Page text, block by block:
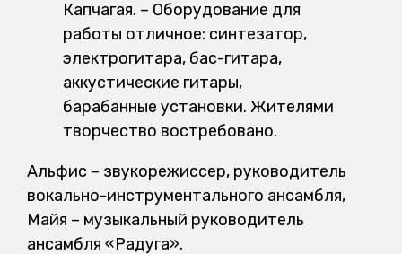
Капчагая. – Оборудование для
работы отличное: синтезатор,
электрогитара, бас-гитара,
аккустические гитары,
барабанные установки. Жителями
творчество востребовано.
Альфис – звукорежиссер, руководитель
вокально-инструментального ансамбля,
Майя – музыкальный руководитель
ансамбля «Радуга».